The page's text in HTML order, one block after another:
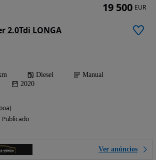
2.0Tdi LONGA
Diesel
Manual
2020
Publicado
Ver anúncios
19 500 EUR